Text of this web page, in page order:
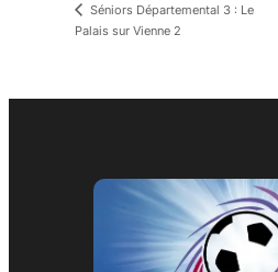
Séniors Départemental 3 : Le
Palais sur Vienne 2